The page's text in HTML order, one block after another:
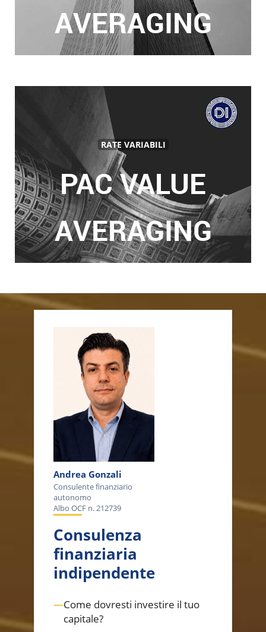
AVERAGING
RATE VARIABILI
PAC VALUE
AVERAGING
Andrea Gonzali
Consulente finanziario
autonomo
Albo OCF n. 212739
Consulenza
finanziaria
indipendente
—Come dovresti investire il tuo
capitale?